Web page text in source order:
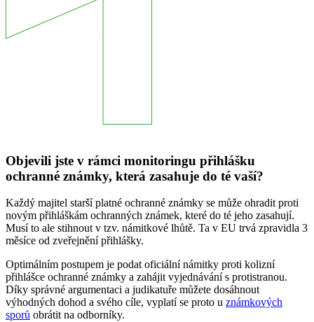
Objevili jste v rámci monitoringu přihlášku
ochranné známky, která zasahuje do té vaší?
Každý majitel starší platné ochranné známky se může ohradit proti
novým přihláškám ochranných známek, které do té jeho zasahují.
Musí to ale stihnout v tzv. námitkové lhůtě. Ta v EU trvá zpravidla 3
měsíce od zveřejnění přihlášky.
Optimálním postupem je podat oficiální námitky proti kolizní
přihlášce ochranné známky a zahájit vyjednávání s protistranou.
Díky správné argumentaci a judikatuře můžete dosáhnout
výhodných dohod a svého cíle, vyplatí se proto u známkových
sporů obrátit na odborníky.